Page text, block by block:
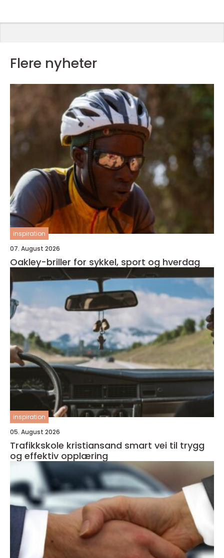
Flere nyheter
inspiration
07. August 2026
Oakley-briller for sykkel, sport og hverdag
inspiration
05. August 2026
Trafikkskole kristiansand smart vei til trygg
og effektiv opplæring